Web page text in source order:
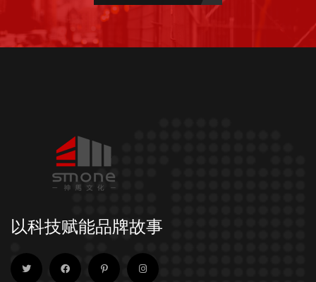
以科技赋能品牌故事